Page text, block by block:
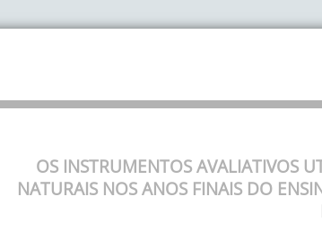
OS INSTRUMENTOS AVALIATIVOS
NATURAIS NOS ANOS FINAIS DO